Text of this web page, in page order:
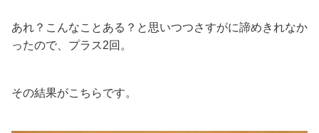
あれ？こんなことある？と思いつつさすがに諦めきれなか
ったので、プラス2回。
その結果がこちらです。